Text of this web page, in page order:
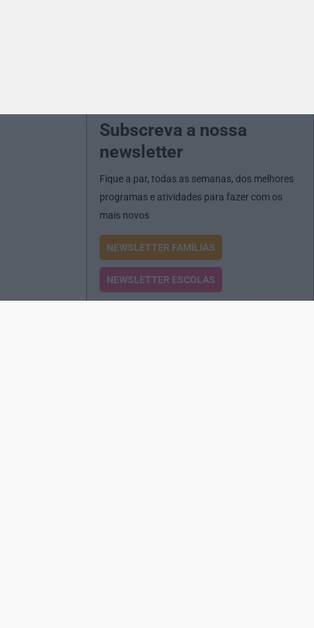
Subscreva a nossa
newsletter
Fique a par, todas as semanas, dos melhores
programas e atividades para fazer com os
mais novos
NEWSLETTER FAMÍLIAS
NEWSLETTER ESCOLAS